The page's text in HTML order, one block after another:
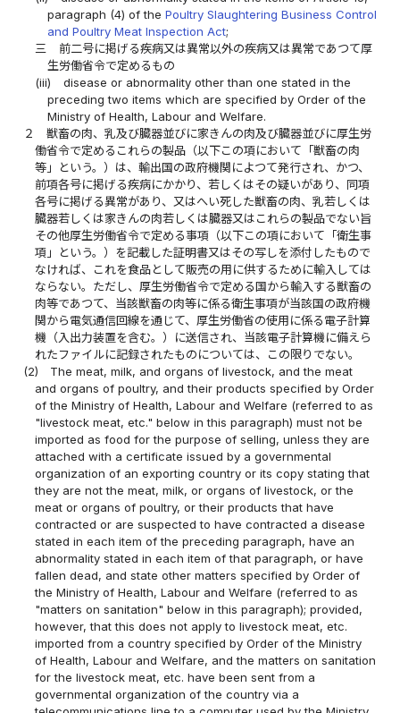
paragraph (4) of the Poultry Slaughtering Business Control
and Poultry Meat Inspection Act;
三
前二号に掲げる疾病又は異常以外の疾病又は異常であつて厚
生労働省令で定めるもの
(iii)
disease or abnormality other than one stated in the
preceding two items which are specified by Order of the
Ministry of Health, Labour and Welfare.
２
獣畜の肉、乳及び臓器並びに家きんの肉及び臓器並びに厚生労
働省令で定めるこれらの製品（以下この項において「獣畜の肉
等」という。）は、輸出国の政府機関によつて発行され、かつ、
前項各号に掲げる疾病にかかり、若しくはその疑いがあり、同項
各号に掲げる異常があり、又はへい死した獣畜の肉、乳若しくは
臓器若しくは家きんの肉若しくは臓器又はこれらの製品でない旨
その他厚生労働省令で定める事項（以下この項において「衛生事
項」という。）を記載した証明書又はその写しを添付したもので
なければ、これを食品として販売の用に供するために輸入しては
ならない。ただし、厚生労働省令で定める国から輸入する獣畜の
肉等であつて、当該獣畜の肉等に係る衛生事項が当該国の政府機
関から電気通信回線を通じて、厚生労働省の使用に係る電子計算
機（入出力装置を含む。）に送信され、当該電子計算機に備えら
れたファイルに記録されたものについては、この限りでない。
(2)
The meat, milk, and organs of livestock, and the meat
and organs of poultry, and their products specified by Order
of the Ministry of Health, Labour and Welfare (referred to as
"livestock meat, etc." below in this paragraph) must not be
imported as food for the purpose of selling, unless they are
attached with a certificate issued by a governmental
organization of an exporting country or its copy stating that
they are not the meat, milk, or organs of livestock, or the
meat or organs of poultry, or their products that have
contracted or are suspected to have contracted a disease
stated in each item of the preceding paragraph, have an
abnormality stated in each item of that paragraph, or have
fallen dead, and state other matters specified by Order of
the Ministry of Health, Labour and Welfare (referred to as
"matters on sanitation" below in this paragraph); provided,
however, that this does not apply to livestock meat, etc.
imported from a country specified by Order of the Ministry
of Health, Labour and Welfare, and the matters on sanitation
for the livestock meat, etc. have been sent from a
governmental organization of the country via a